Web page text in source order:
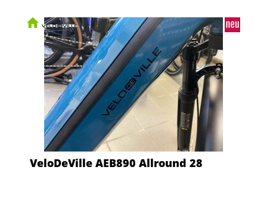
VeloDeVille AEB890 Allround 28